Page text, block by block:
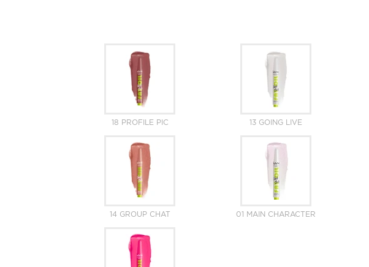
18 PROFILE PIC 13 GOING LIVE
14 GROUP CHAT 01 MAIN CHARACTER